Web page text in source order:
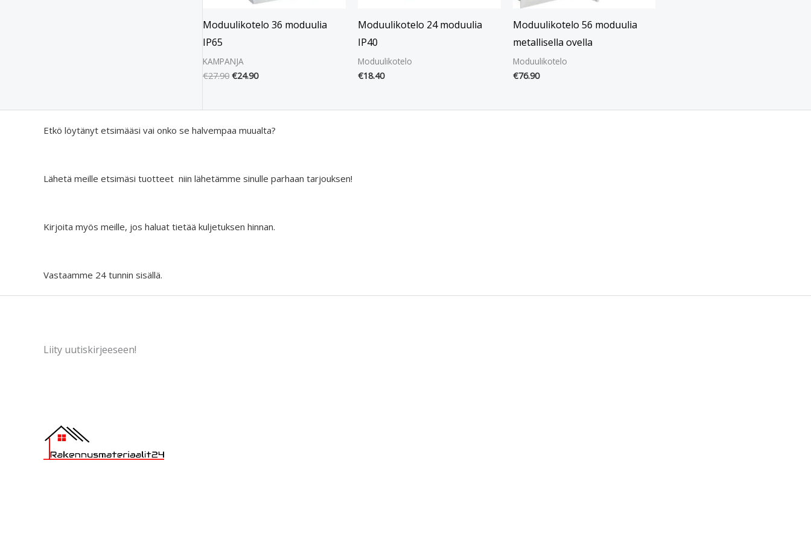
Moduulikotelo 36 moduulia
IP65
KAMPANJA
€27.90 €24.90
Moduulikotelo 24 moduulia
IP40
Moduulikotelo
€18.40
Moduulikotelo 56 moduulia
metallisella ovella
Moduulikotelo
€76.90
Etkö löytänyt etsimääsi vai onko se halvempaa muualta?
Lähetä meille etsimäsi tuotteet niin lähetämme sinulle parhaan tarjouksen!
Kirjoita myös meille, jos haluat tietää kuljetuksen hinnan.
Vastaamme 24 tunnin sisällä.
Liity uutiskirjeeseen!